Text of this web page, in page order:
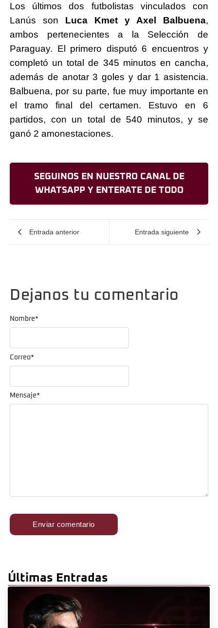
Los últimos dos futbolistas vinculados con
Lanús son Luca Kmet y Axel Balbuena,
ambos pertenecientes a la Selección de
Paraguay. El primero disputó 6 encuentros y
completó un total de 345 minutos en cancha,
además de anotar 3 goles y dar 1 asistencia.
Balbuena, por su parte, fue muy importante en
el tramo final del certamen. Estuvo en 6
partidos, con un total de 540 minutos, y se
ganó 2 amonestaciones.
SEGUINOS EN NUESTRO CANAL DE
WHATSAPP Y ENTERATE DE TODO
Entrada anterior Entrada siguiente
Dejanos tu comentario
Mensaje*
Nombre*
Correo*
Últimas Entradas